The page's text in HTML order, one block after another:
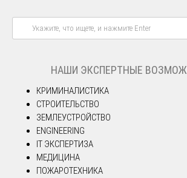
НАШИ ЭКСПЕРТНЫЕ
КРИМИНАЛИСТИКА
СТРОИТЕЛЬСТВО
ЗЕМЛЕУСТРОЙСТВО
ENGINEERING
IT ЭКСПЕРТИЗА
МЕДИЦИНА
ПОЖАРОТЕХНИКА